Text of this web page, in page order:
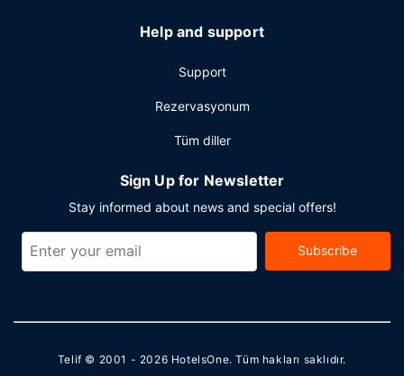
Help and support
Support
Rezervasyonum
Tüm diller
Sign Up for Newsletter
Stay informed about news and special offers!
Subscribe
Telif © 2001 - 2026 HotelsOne. Tüm hakları saklıdır.